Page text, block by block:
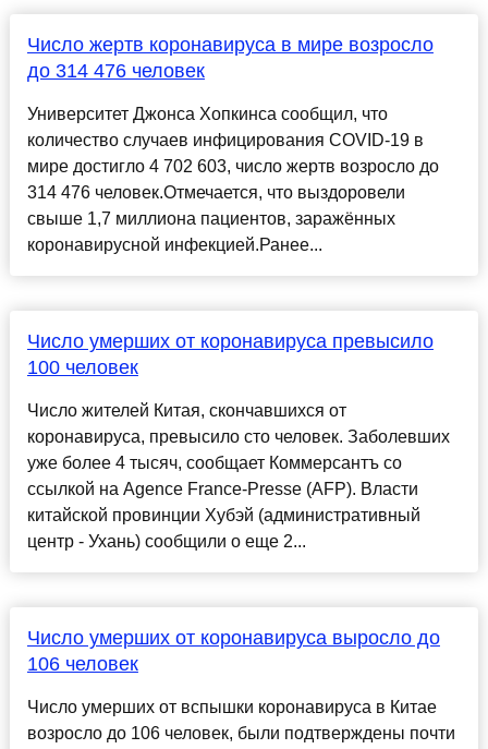
Число жертв коронавируса в мире возросло
до 314 476 человек
Университет Джонса Хопкинса сообщил, что
количество случаев инфицирования COVID-19 в
мире достигло 4 702 603, число жертв возросло до
314 476 человек.Отмечается, что выздоровели
свыше 1,7 миллиона пациентов, заражённых
коронавирусной инфекцией.Ранее...
Число умерших от коронавируса превысило
100 человек
Число жителей Китая, скончавшихся от
коронавируса, превысило сто человек. Заболевших
уже более 4 тысяч, сообщает Коммерсантъ со
ссылкой на Agence France-Presse (AFP). Власти
китайской провинции Хубэй (административный
центр - Ухань) сообщили о еще 2...
Число умерших от коронавируса выросло до
106 человек
Число умерших от вспышки коронавируса в Китае
возросло до 106 человек, были подтверждены почти